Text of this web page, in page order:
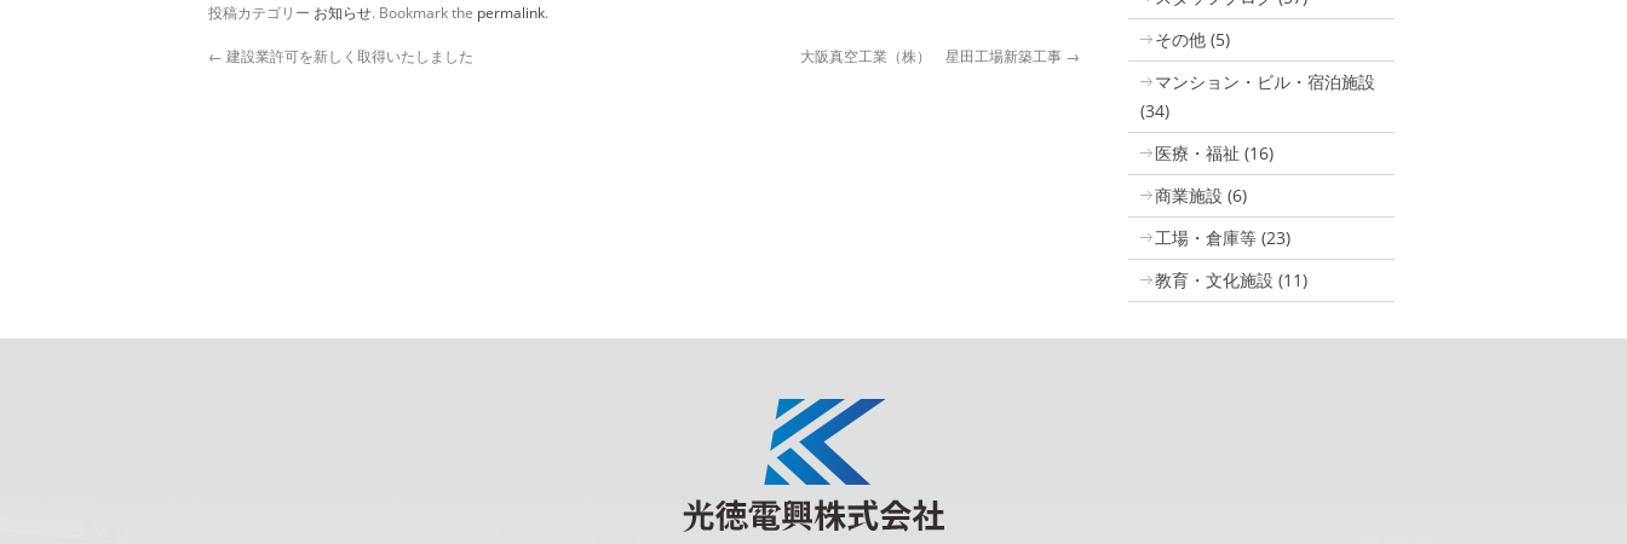
投稿カテゴリー お知らせ. Bookmark the permalink.
← 建設業許可を新しく取得いたしました 大阪真空工業（株） 星田工場新築工事 →
その他 (5)
マンション・ビル・宿泊施設
(34)
医療・福祉 (16)
商業施設 (6)
工場・倉庫等 (23)
教育・文化施設 (11)